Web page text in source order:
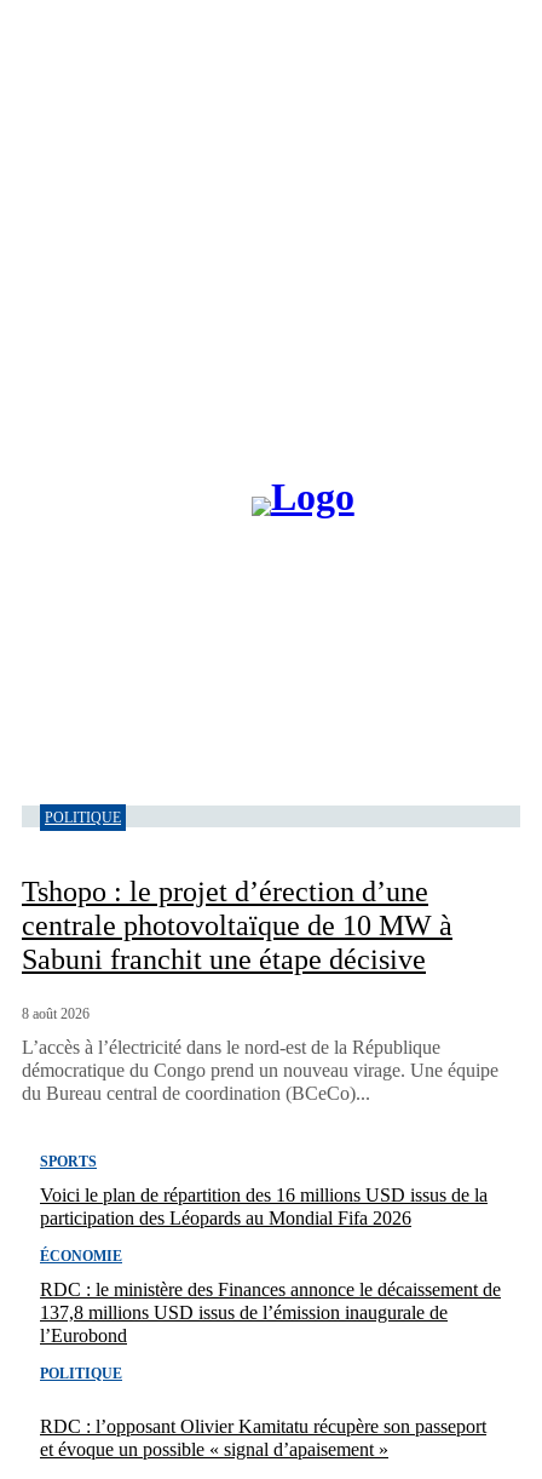
POLITIQUE
RDC : l’opposant Olivier Kamitatu récupère son passeport
et évoque un possible « signal d’apaisement »
POLITIQUE
Tshopo : le projet d’érection d’une
centrale photovoltaïque de 10 MW à
Sabuni franchit une étape décisive
8 août 2026
L’accès à l’électricité dans le nord-est de la République
démocratique du Congo prend un nouveau virage. Une équipe
du Bureau central de coordination (BCeCo)...
SPORTS
Voici le plan de répartition des 16 millions USD issus de la
participation des Léopards au Mondial Fifa 2026
ÉCONOMIE
RDC : le ministère des Finances annonce le décaissement de
137,8 millions USD issus de l’émission inaugurale de
l’Eurobond